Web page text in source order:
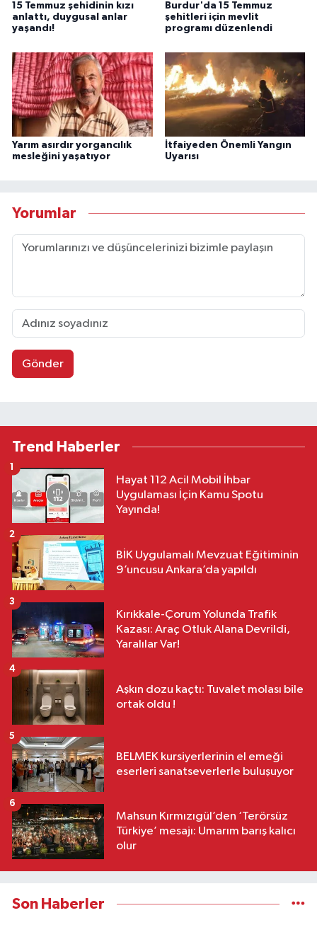
15 Temmuz şehidinin kızı
anlattı, duygusal anlar
yaşandı!
Burdur'da 15 Temmuz
şehitleri için mevlit
programı düzenlendi
Yarım asırdır yorgancılık
mesleğini yaşatıyor
İtfaiyeden Önemli Yangın
Uyarısı
Yorumlar
Gönder
Trend Haberler
Hayat 112 Acil Mobil İhbar
Uygulaması İçin Kamu Spotu
Yayında!
1
BİK Uygulamalı Mevzuat Eğitiminin
9’uncusu Ankara’da yapıldı
2
Kırıkkale-Çorum Yolunda Trafik
Kazası: Araç Otluk Alana Devrildi,
Yaralılar Var!
3
Aşkın dozu kaçtı: Tuvalet molası bile
ortak oldu !
4
BELMEK kursiyerlerinin el emeği
eserleri sanatseverlerle buluşuyor
5
Mahsun Kırmızıgül’den ‘Terörsüz
Türkiye’ mesajı: Umarım barış kalıcı
olur
6
Son Haberler